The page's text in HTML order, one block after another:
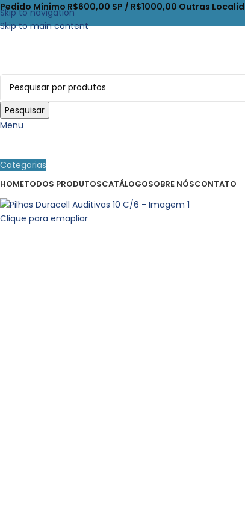
Skip to navigation
Skip to main content
Pedido Mínimo R$600,00 SP / R$1000,00 Outras
Pesquisar
Menu
Categorias
HOMETODOS PRODUTOSCATÁLOGOSOBRE NÓSCONTATO
Clique para emapliar